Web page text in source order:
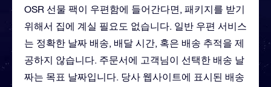
OSR 선물 팩이 우편함에 들어간다면, 패키지를 받기
위해서 집에 계실 필요도 없습니다. 일반 우편 서비스
는 정확한 날짜 배송, 배달 시간, 혹은 배송 추적을 제
공하지 않습니다. 주문서에 고객님이 선택한 배송 날
짜는 목표 날짜입니다. 당사 웹사이트에 표시된 배송